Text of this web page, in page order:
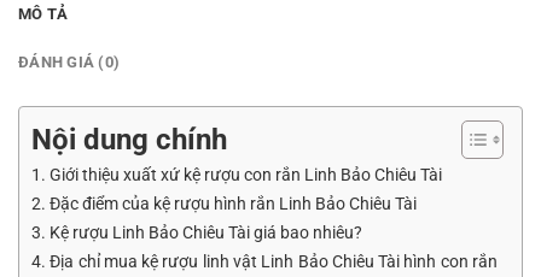
MÔ TẢ
ĐÁNH GIÁ (0)
Nội dung chính
1. Giới thiệu xuất xứ kệ rượu con rắn Linh Bảo Chiêu Tài
2. Đặc điểm của kệ rượu hình rắn Linh Bảo Chiêu Tài
3. Kệ rượu Linh Bảo Chiêu Tài giá bao nhiêu?
4. Địa chỉ mua kệ rượu linh vật Linh Bảo Chiêu Tài hình con rắn